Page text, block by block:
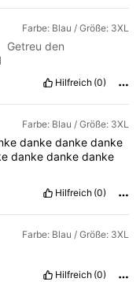
Farbe: Blau / Größe: 3XL
Getreu den
Hilfreich (0)
Farbe: Blau / Größe: 3XL
danke danke danke
dankedankedanke
Hilfreich (0)
Farbe: Blau / Größe: 3XL
Hilfreich (0)